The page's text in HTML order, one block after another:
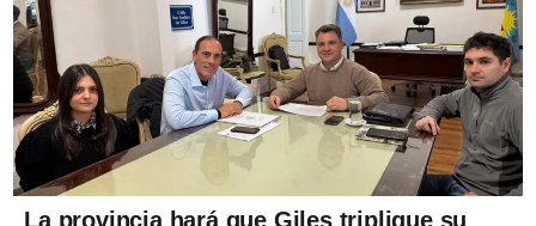
La provincia hará que Giles triplique su